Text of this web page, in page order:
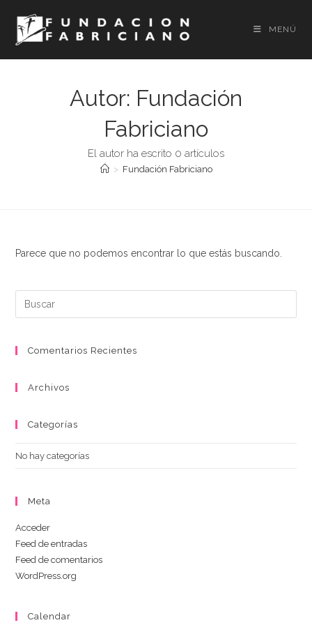
contenido
MENÚ
Autor: Fundación
Fabriciano
El autor ha escrito 0 artículos
> Fundación Fabriciano
Parece que no podemos encontrar lo que estás buscando.
Comentarios Recientes
Archivos
Categorías
No hay categorías
Meta
Acceder
Feed de entradas
Feed de comentarios
WordPress.org
Calendar